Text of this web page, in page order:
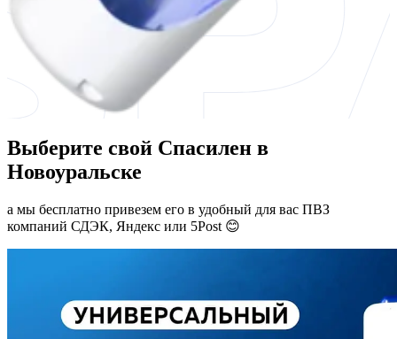
Выберите свой Спасилен в
Новоуральске
а мы бесплатно привезем его в удобный для вас ПВЗ
компаний СДЭК, Яндекс или 5Post 😊